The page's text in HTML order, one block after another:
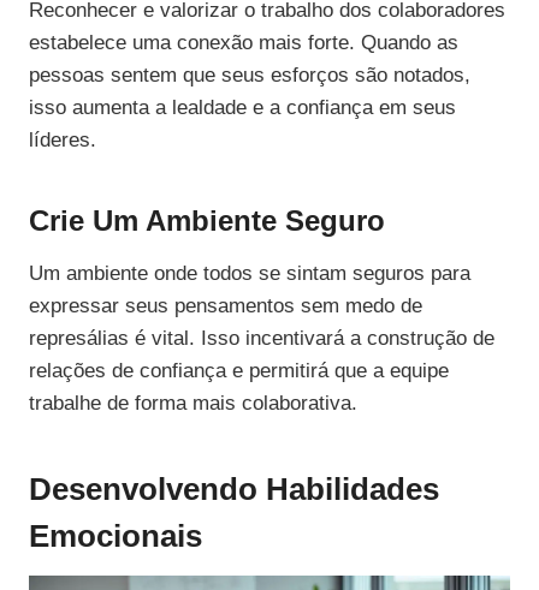
Reconhecer e valorizar o trabalho dos colaboradores
estabelece uma conexão mais forte. Quando as
pessoas sentem que seus esforços são notados,
isso aumenta a lealdade e a confiança em seus
líderes.
Crie Um Ambiente Seguro
Um ambiente onde todos se sintam seguros para
expressar seus pensamentos sem medo de
represálias é vital. Isso incentivará a construção de
relações de confiança e permitirá que a equipe
trabalhe de forma mais colaborativa.
Desenvolvendo Habilidades
Emocionais